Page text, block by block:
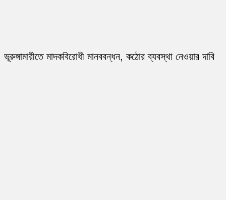
ভূরুঙ্গামারীতে মাদকবিরোধী মানববন্ধন, কঠোর ব্যবস্থা নেওয়ার দাবি